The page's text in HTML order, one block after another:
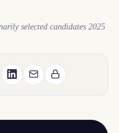
selected candidates 2025